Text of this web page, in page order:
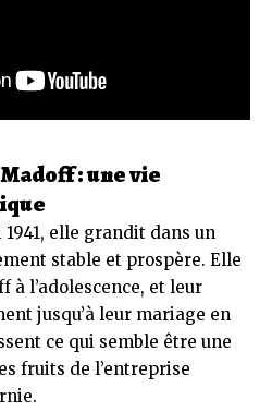
: une vie
elle grandit dans un
stable et prospère. Elle
à l’adolescence, et leur
jusqu’à leur mariage en
ce qui semble être une
fruits de l’entreprise